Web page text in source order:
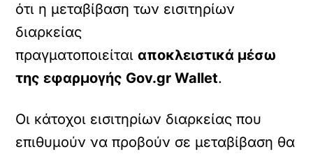
ότι η μεταβίβαση των εισιτηρίων
διαρκείας
πραγματοποιείταιαποκλειστικά μέσω
της εφαρμογής Gov.gr Wallet.
Οι κάτοχοι εισιτηρίων διαρκείας που
επιθυμούν να προβούν σε μεταβίβαση θα